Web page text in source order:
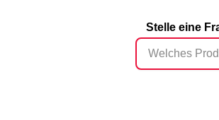
Stelle eine